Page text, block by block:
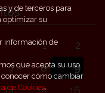
1
2
7 8
9
y de terceros para
optimizar su
información de
que acepta su uso.
cómo cambiar
de Cookies.